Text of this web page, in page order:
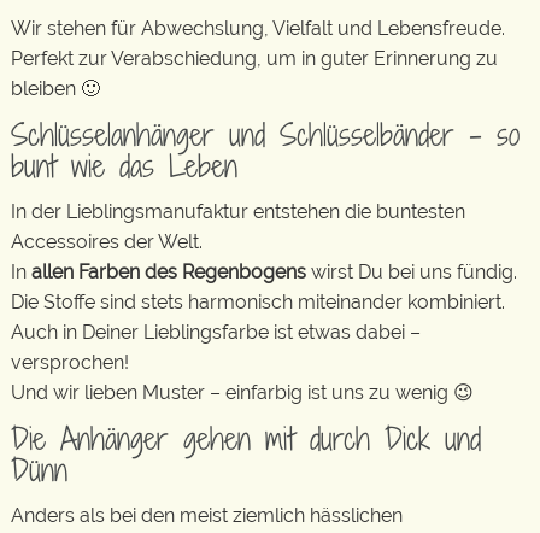
Wir stehen für Abwechslung, Vielfalt und Lebensfreude.
Perfekt zur Verabschiedung, um in guter Erinnerung zu
bleiben 🙂
Schlüsselanhänger und Schlüsselbänder – so
bunt wie das Leben
In der Lieblingsmanufaktur entstehen die buntesten
Accessoires der Welt.
In allen Farben des Regenbogens wirst Du bei uns fündig.
Die Stoffe sind stets harmonisch miteinander kombiniert.
Auch in Deiner Lieblingsfarbe ist etwas dabei –
versprochen!
Und wir lieben Muster – einfarbig ist uns zu wenig 😉
Die Anhänger gehen mit durch Dick und
Dünn
Anders als bei den meist ziemlich hässlichen